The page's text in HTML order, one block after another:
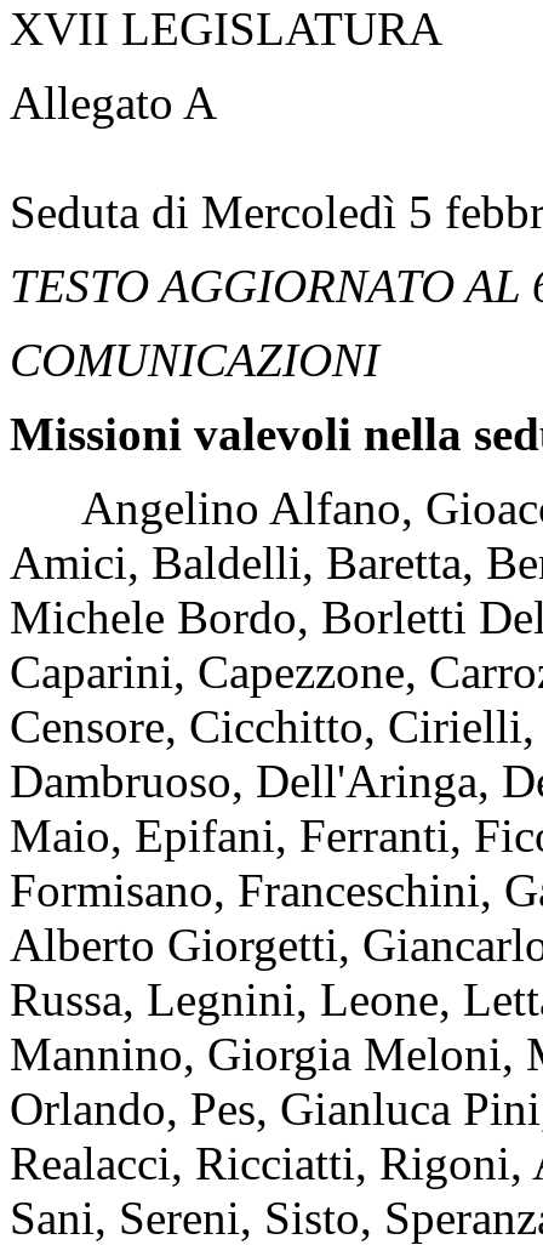
XVII LEGISLATURA
Allegato A
Seduta di Mercoledì 5
TESTO AGGIORNATO
COMUNICAZIONI
Missioni valevoli nella
Angelino Alfano,
Amici, Baldelli, Baretta,
Michele Bordo, Borletti
Caparini, Capezzone,
Censore, Cicchitto,
Dambruoso, Dell'Aringa,
Maio, Epifani, Ferranti,
Formisano, Franceschini,
Alberto Giorgetti,
Russa, Legnini, Leone,
Mannino, Giorgia Meloni,
Orlando, Pes, Gianluca
Realacci, Ricciatti, Rigoni,
Sani, Sereni, Sisto,